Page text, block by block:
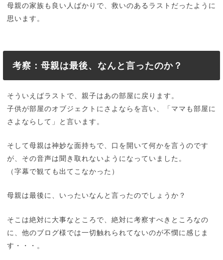
母親の家族も良い人ばかりで、救いのあるラストだったように
思います。
考察：母親は最後、なんと言ったのか？
そういえばラストで、親子はあの部屋に戻ります。
子供が部屋のオブジェクトにさよならを言い、「ママも部屋に
さよならして」と言います。
そして母親は神妙な面持ちで、口を開いて何かを言うのです
が、その音声は聞き取れないようになっていました。
（字幕で観ても出てこなかった）
母親は最後に、いったいなんと言ったのでしょうか？
そこは絶対に大事なところで、絶対に考察すべきところなの
に、他のブログ様では一切触れられてないのが不憫に感じま
す・・・。